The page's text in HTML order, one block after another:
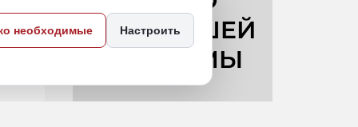
необходимые Настроить